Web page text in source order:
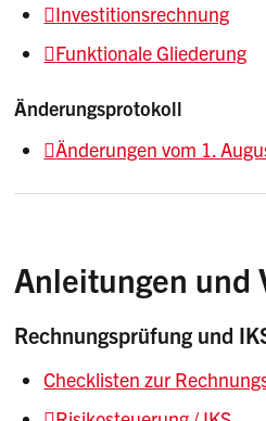
Investitionsrechnung
Funktionale Gliederung
Änderungsprotokoll
Änderungen vom 1.
Anleitungen und
Rechnungsprüfung und
Checklisten zur